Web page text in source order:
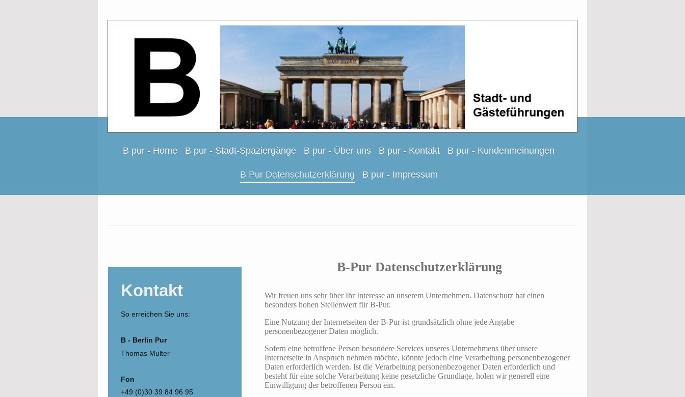
B pur - Home B pur - Stadt-Spaziergänge B pur - Über uns B pur - Kontakt B pur - Kundenmeinungen
B Pur Datenschutzerklärung B pur - Impressum
B-Pur Datenschutzerklärung
Wir freuen uns sehr über Ihr Interesse an unserem Unternehmen. Datenschutz hat einen
besonders hohen Stellenwert für B-Pur.
Eine Nutzung der Internetseiten der B-Pur ist grundsätzlich ohne jede Angabe
personenbezogener Daten möglich.
Sofern eine betroffene Person besondere Services unseres Unternehmens über unsere
Internetseite in Anspruch nehmen möchte, könnte jedoch eine Verarbeitung personenbezogener
Daten erforderlich werden. Ist die Verarbeitung personenbezogener Daten erforderlich und
besteht für eine solche Verarbeitung keine gesetzliche Grundlage, holen wir generell eine
Einwilligung der betroffenen Person ein.
Kontakt
So erreichen Sie uns:
B - Berlin Pur
Thomas Multer
Fon
+49 (0)30 39 84 96 95